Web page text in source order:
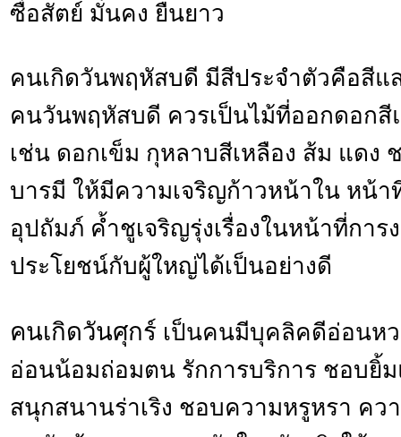
ซื่อสัตย์ มั่นคง ยืนยาว
คนเกิดวันพฤหัสบดี มีสีประจำตัวคือสีแ
คนวันพฤหัสบดี ควรเป็นไม้ที่ออกดอก
เช่น ดอกเข็ม กุหลาบสีเหลือง ส้ม แดง
บารมี ให้มีความเจริญก้าวหน้าใน หน้า
อุปถัมภ์ ค้ำชูเจริญรุ่งเรื่องในหน้าที่การ
ประโยชน์กับผู้ใหญ่ได้เป็นอย่างดี
คนเกิดวันศุกร์ เป็นคนมีบุคลิคดีอ่อนห
อ่อนน้อมถ่อมตน รักการบริการ ชอบยิ้
สนุกสนานร่าเริง ชอบความหรูหรา คว